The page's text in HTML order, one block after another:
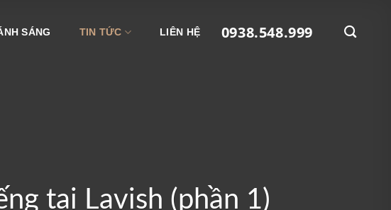
SÁNG TIN TỨC LIÊN HỆ 0938.548.999
tại Lavish (phần 1)